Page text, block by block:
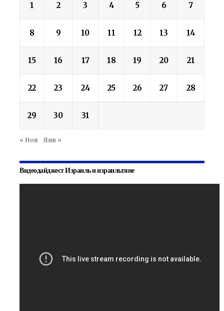
1 2 3 4 5 6 7
8 9 10 11 12 13 14
15 16 17 18 19 20 21
22 23 24 25 26 27 28
29 30 31
« Ноя Янв »
Видеодайджест Израиль и израильтяне